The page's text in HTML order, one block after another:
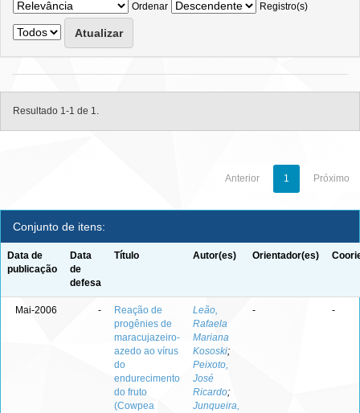
Ordenar
Registro(s)
Resultado 1-1 de 1.
Anterior 1 Próximo
Conjunto de itens:
Data de
publicação
Data
de
defesa
Título Autor(es) Orientador(es)
Mai-2006 -
Reação de
progênies de
maracujazeiro-
azedo ao vírus
do
endurecimento
do fruto
(Cowpea
Leão,
Rafaela
Mariana
Kososki;
Peixoto,
José
Ricardo;
Junqueira,
- -